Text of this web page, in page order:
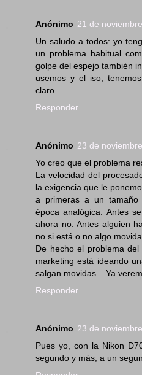
Anónimo 21 de
Un saludo a todos: yo
un problema habitual
golpe del espejo también
usemos y el iso,
claro
Responder
Anónimo 23 de
Yo creo que el problema
La velocidad del
la exigencia que le
a primeras a un tamaño
época analógica. Antes
ahora no. Antes alguien
no si está o no algo
De hecho el problema
marketing está ideando
salgan movidas... Ya
Responder
Anónimo 23 de
Pues yo, con la Nikon
segundo y más, a un